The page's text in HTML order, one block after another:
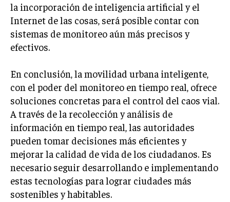
la incorporación de inteligencia artificial y el
Internet de las cosas, será posible contar con
sistemas de monitoreo aún más precisos y
efectivos.
En conclusión, la movilidad urbana inteligente,
con el poder del monitoreo en tiempo real, ofrece
soluciones concretas para el control del caos vial.
A través de la recolección y análisis de
información en tiempo real, las autoridades
pueden tomar decisiones más eficientes y
mejorar la calidad de vida de los ciudadanos. Es
necesario seguir desarrollando e implementando
estas tecnologías para lograr ciudades más
sostenibles y habitables.